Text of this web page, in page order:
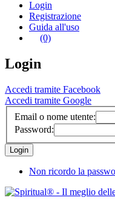
Login
Registrazione
Guida all'uso
(0)
Login
Accedi tramite Facebook
Accedi tramite Google
Email o nome utente:
Password:
Non ricordo la